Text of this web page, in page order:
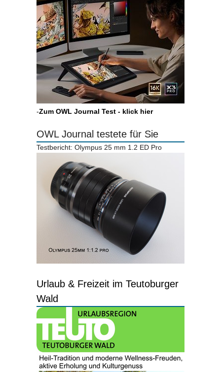
-Zum OWL Journal Test - klick hier
OWL Journal testete für Sie
Testbericht: Olympus 25 mm 1.2 ED Pro
Urlaub & Freizeit im Teutoburger
Wald